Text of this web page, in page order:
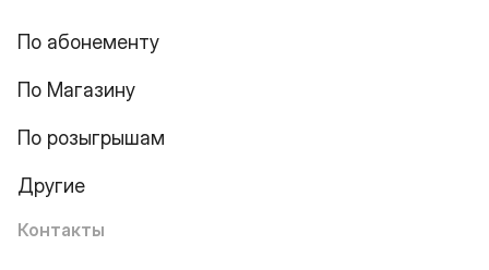
По абонементу
По Магазину
По розыгрышам
Другие
Контакты